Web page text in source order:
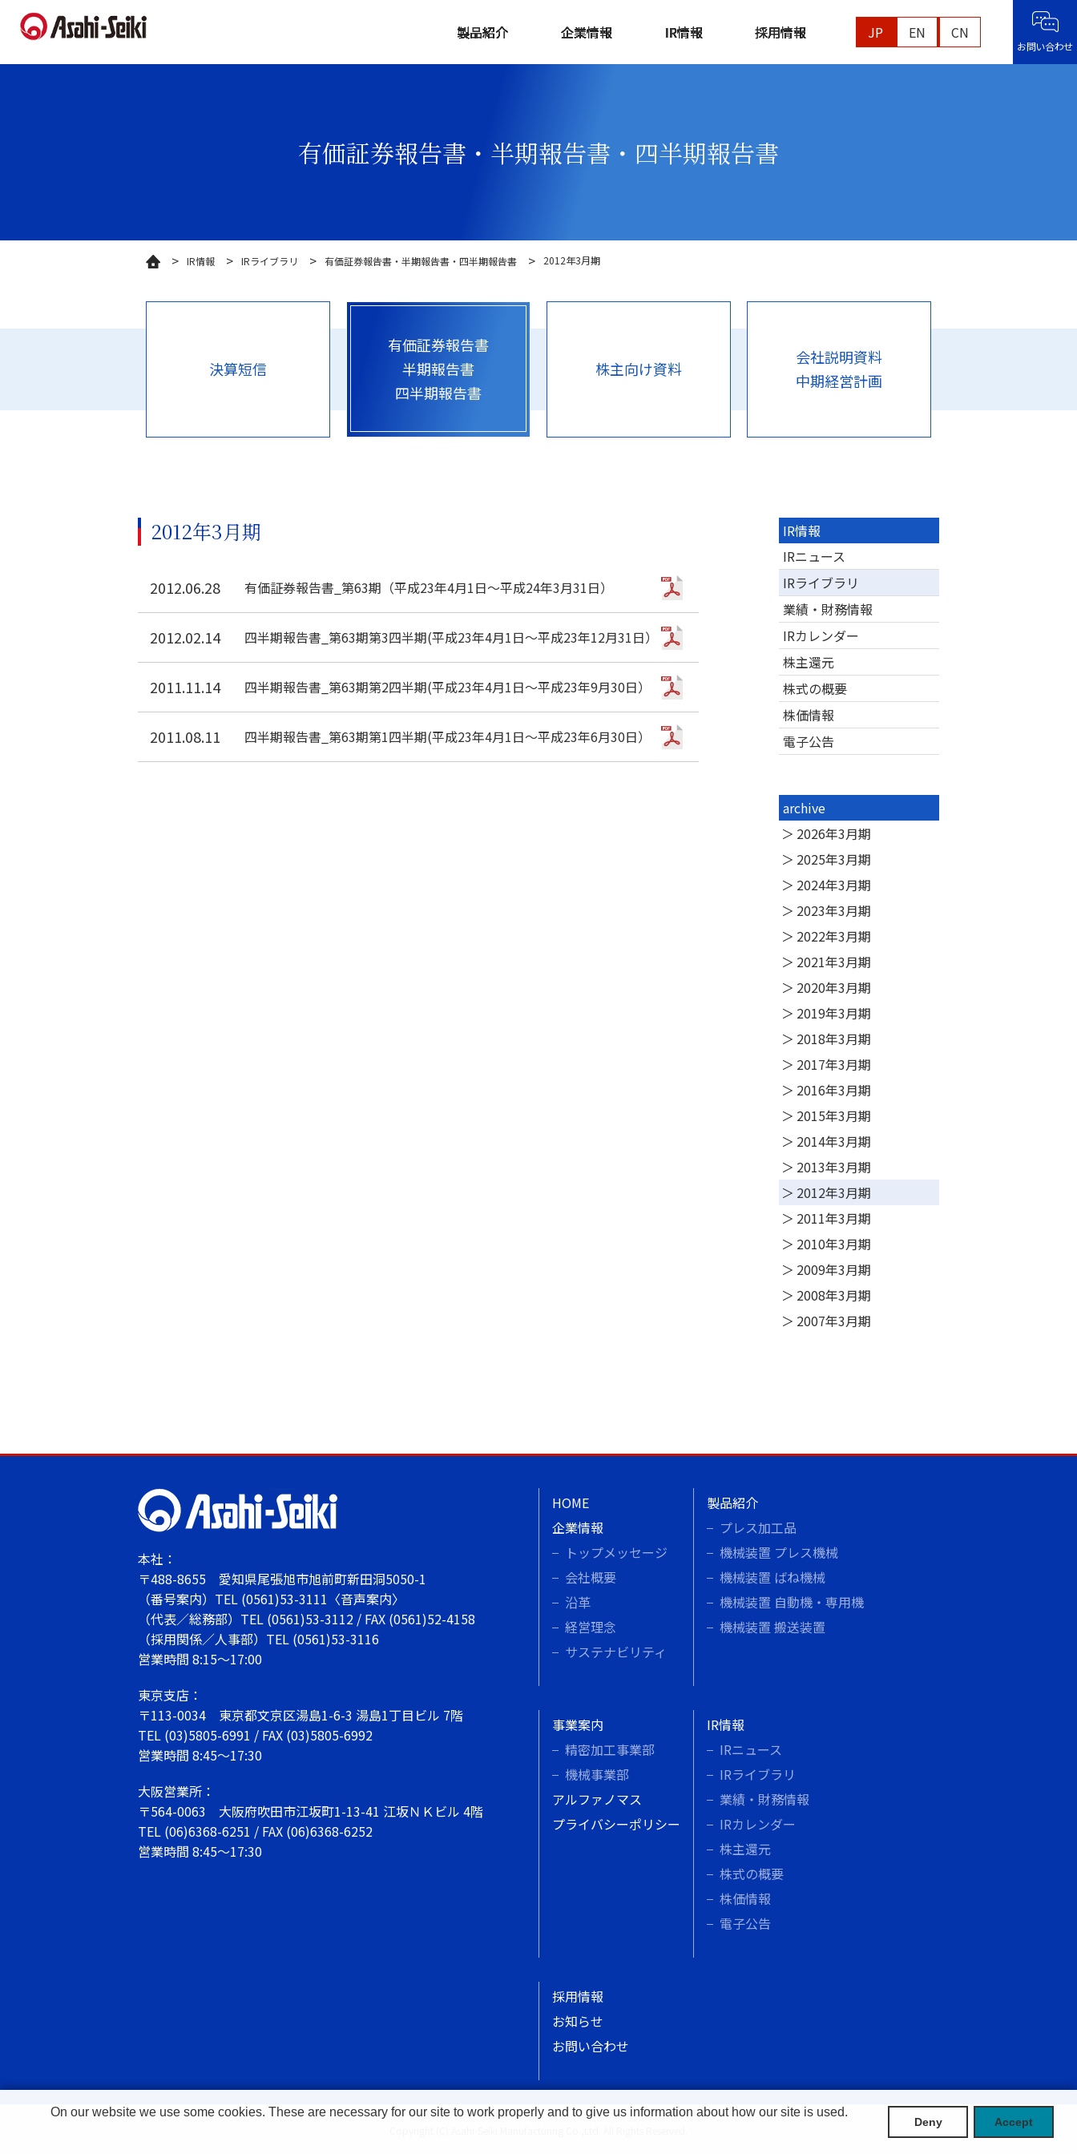
製品紹介 企業情報 IR情報 採用情報 JP EN CN
お問い合わせ
有価証券報告書・半期報告書・四半期報告書
IR情報 IRライブラリ 有価証券報告書・半期報告書・四半期報告書 2012年3月期
決算短信
有価証券報告書
半期報告書
四半期報告書
株主向け資料
会社説明資料
中期経営計画
2012年3月期
2012.06.28 有価証券報告書_第63期（平成23年4月1日～平成24年3月31日）
2012.02.14 四半期報告書_第63期第3四半期(平成23年4月1日～平成23年12月31日）
2011.11.14 四半期報告書_第63期第2四半期(平成23年4月1日～平成23年9月30日）
2011.08.11 四半期報告書_第63期第1四半期(平成23年4月1日～平成23年6月30日）
IR情報
IRニュース
IRライブラリ
業績・財務情報
IRカレンダー
株主還元
株式の概要
株価情報
電子公告
archive
2026年3月期
2025年3月期
2024年3月期
2023年3月期
2022年3月期
2021年3月期
2020年3月期
2019年3月期
2018年3月期
2017年3月期
2016年3月期
2015年3月期
2014年3月期
2013年3月期
2012年3月期
2011年3月期
2010年3月期
2009年3月期
2008年3月期
2007年3月期
本社：
〒488-8655 愛知県尾張旭市旭前町新田洞5050-1
（番号案内）TEL (0561)53-3111 〈音声案内〉
（代表／総務部）TEL (0561)53-3112 / FAX (0561)52-4158
（採用関係／人事部）TEL (0561)53-3116
営業時間 8:15～17:00
東京支店：
〒113-0034 東京都文京区湯島1-6-3 湯島1丁目ビル 7階
TEL (03)5805-6991 / FAX (03)5805-6992
営業時間 8:45～17:30
大阪営業所：
〒564-0063 大阪府吹田市江坂町1-13-41 江坂ＮＫビル 4階
TEL (06)6368-6251 / FAX (06)6368-6252
営業時間 8:45～17:30
HOME
企業情報
トップメッセージ
会社概要
沿革
経営理念
サステナビリティ
製品紹介
プレス加工品
機械装置 プレス機械
機械装置 ばね機械
機械装置 自動機・専用機
機械装置 搬送装置
事業案内
精密加工事業部
機械事業部
アルファノマス
プライバシーポリシー
IR情報
IRニュース
IRライブラリ
業績・財務情報
IRカレンダー
株主還元
株式の概要
株価情報
電子公告
採用情報
お知らせ
お問い合わせ
On our website we use some cookies. These are necessary for our site to work properly and to give us information about how our site is used.
Deny Accept